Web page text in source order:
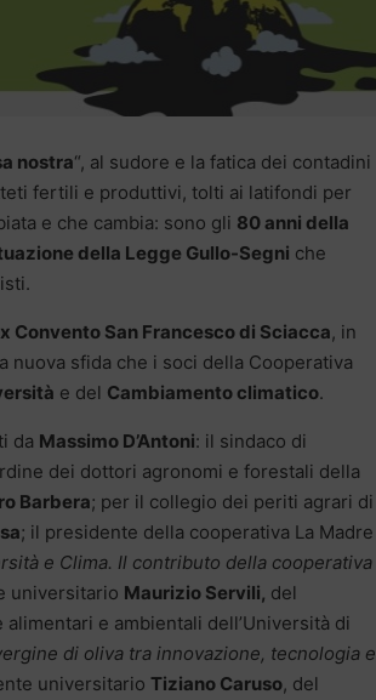
nostra“, al sudore e la fatica dei contadini
fertili e produttivi, tolti ai latifondi per
e che cambia: sono gli 80 anni della
della Legge Gullo-Segni che
Convento San Francesco di Sciacca, in
nuova sfida che i soci della Cooperativa
e del Cambiamento climatico.
da Massimo D’Antoni: il sindaco di
dei dottori agronomi e forestali della
Barbera; per il collegio dei periti agrari di
; il presidente della cooperativa La Madre
e Clima. Il contributo della cooperativa
universitario Maurizio Servili, del
e ambientali dell’Università di
di oliva tra innovazione, tecnologia e
universitario Tiziano Caruso, del